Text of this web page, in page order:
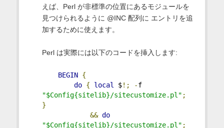
えば、Perl が非標準の位置にあるモジュールを
見つけられるように @INC 配列に エントリを追
加するために使えます。
Perl は実際には以下のコードを挿入します:
BEGIN {
do { local $!; -
f
"$Config{sitelib}/sitecustomize.pl" ;
}
&& do
"$Config{sitelib}/sitecustomize.pl" ;